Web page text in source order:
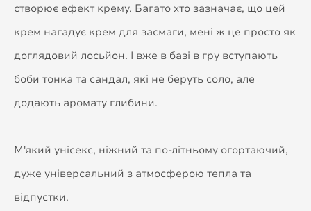
створює ефект крему. Багато хто зазначає, що цей
крем нагадує крем для засмаги, мені ж це просто як
доглядовий лосьйон. І вже в базі в гру вступають
боби тонка та сандал, які не беруть соло, але
додають аромату глибини.
М'який унісекс, ніжний та по-літньому огортаючий,
дуже універсальний з атмосферою тепла та
відпустки.